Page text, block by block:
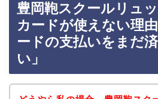
豊岡鞄スクールリュ
カードが使えない理
ードの支払いをまだ
い」